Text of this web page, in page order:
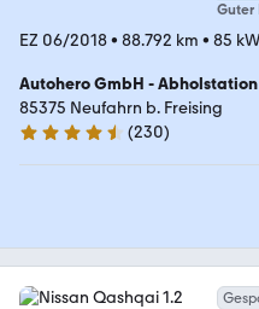
Guter
EZ 06/2018• 88.792 km • 85
Autohero GmbH -
85375 Neufahrn b. Freising
4.4 Sterne
(230)